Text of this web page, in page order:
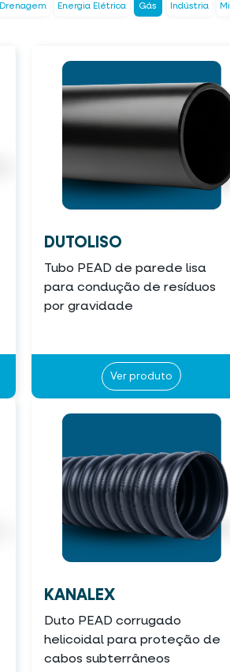
Drenagem Energia Elétrica Gás Indústria
DUTOLISO
Tubo PEAD de parede lisa
para condução de resíduos
por gravidade
Ver produto
KANALEX
Duto PEAD corrugado
helicoidal para proteção de
cabos subterrâneos